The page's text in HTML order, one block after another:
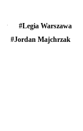
#Legia Warszawa
#Jordan Majchrzak